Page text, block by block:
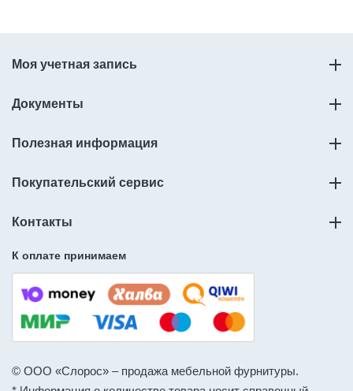
Моя учетная запись
Документы
Полезная информация
Покупательский сервис
Контакты
К оплате принимаем
© ООО «Слорос» – продажа мебельной фурнитуры.